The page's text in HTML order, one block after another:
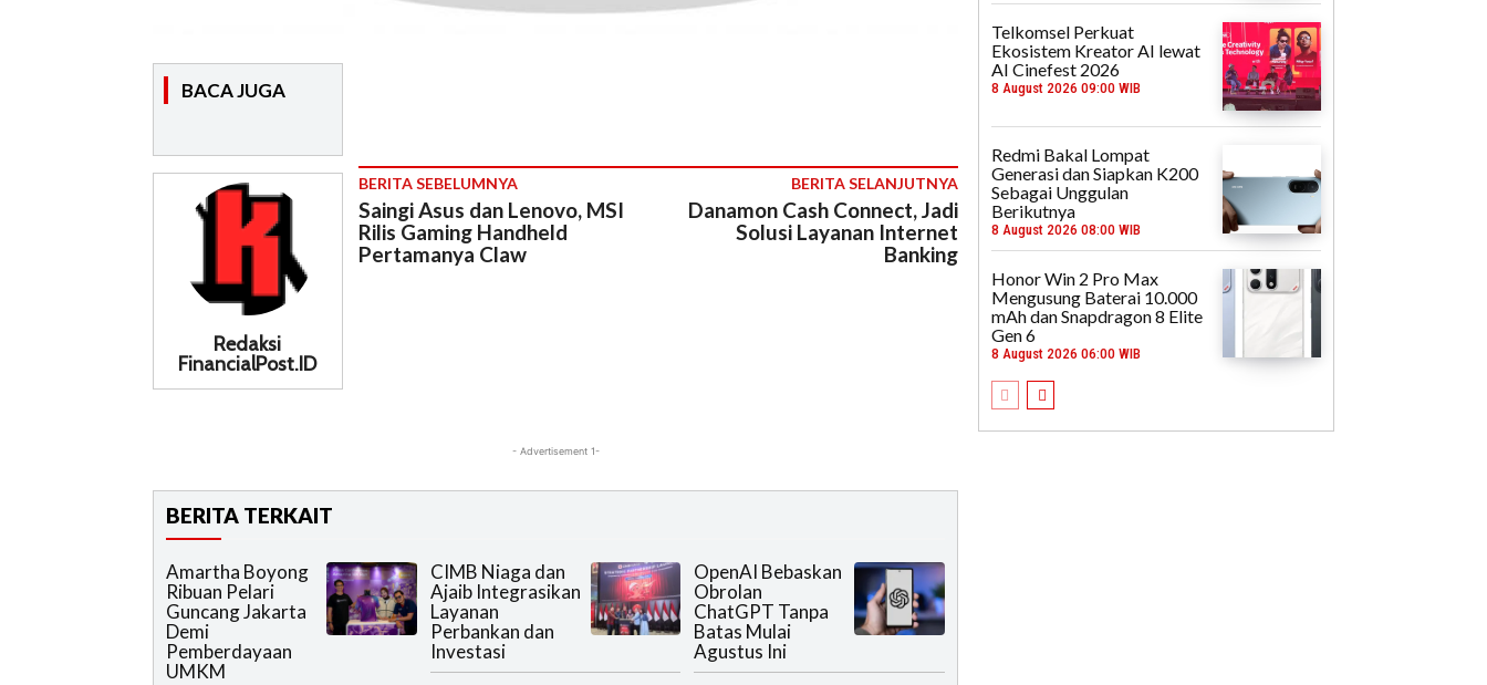
BACA JUGA
Redaksi
FinancialPost.ID
BERITA SEBELUMNYA
Saingi Asus dan Lenovo, MSI
Rilis Gaming Handheld
Pertamanya Claw
BERITA SELANJUTNYA
Danamon Cash Connect, Jadi
Solusi Layanan Internet
Banking
- Advertisement 1-
BERITA TERKAIT
Amartha Boyong
Ribuan Pelari
Guncang Jakarta
Demi
Pemberdayaan
UMKM
CIMB Niaga dan
Ajaib Integrasikan
Layanan
Perbankan dan
Investasi
OpenAI Bebaskan
Obrolan
ChatGPT Tanpa
Batas Mulai
Agustus Ini
Telkomsel Perkuat
Ekosistem Kreator AI lewat
AI Cinefest 2026
8 August 2026 09:00 WIB
Redmi Bakal Lompat
Generasi dan Siapkan K200
Sebagai Unggulan
Berikutnya
8 August 2026 08:00 WIB
Honor Win 2 Pro Max
Mengusung Baterai 10.000
mAh dan Snapdragon 8 Elite
Gen 6
8 August 2026 06:00 WIB